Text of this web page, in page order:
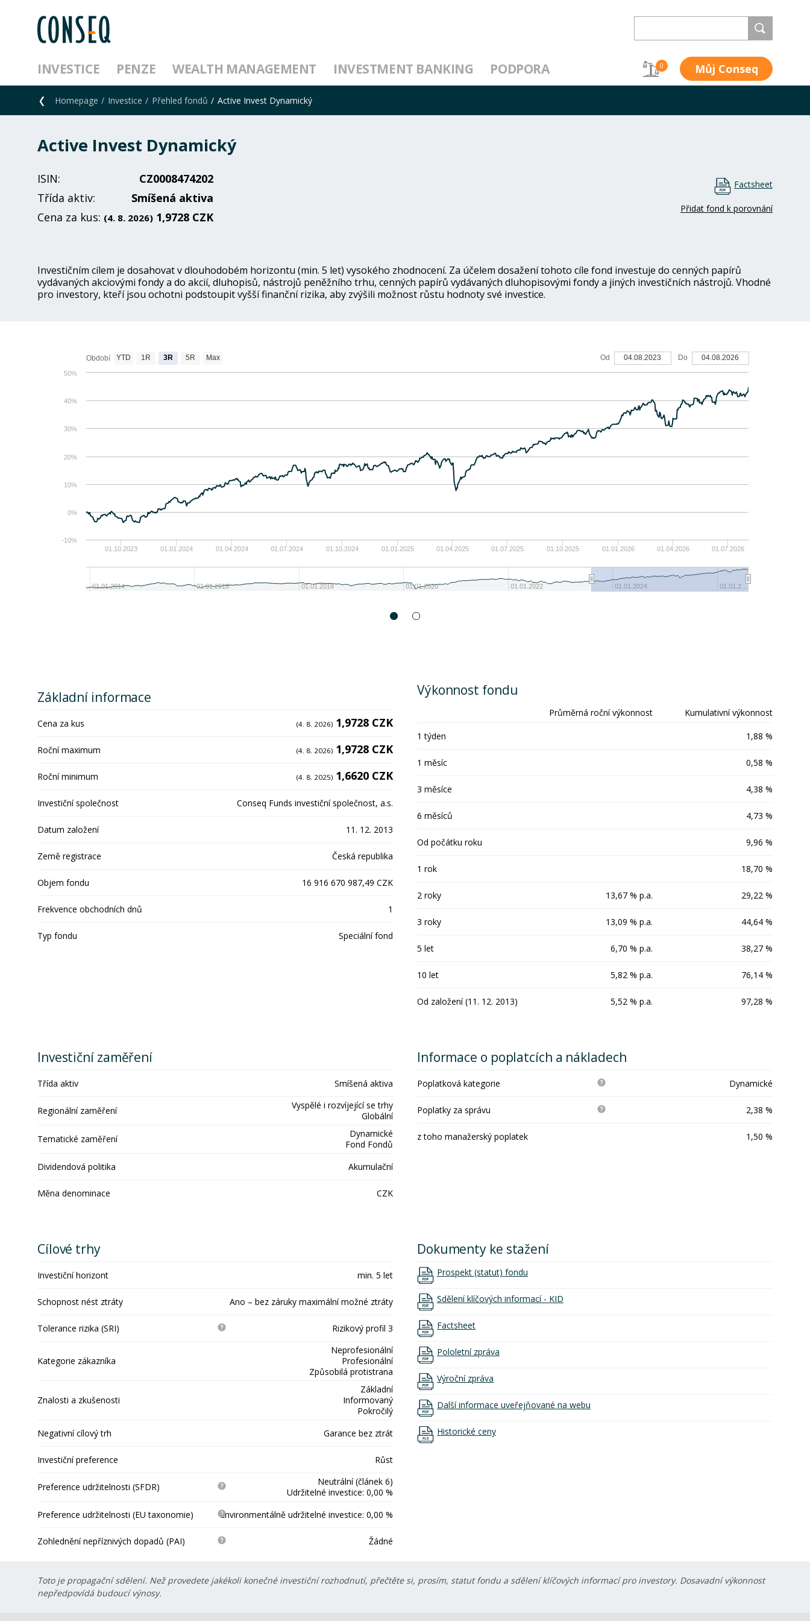
INVESTICE PENZE WEALTH MANAGEMENT INVESTMENT BANKING PODPORA 0 Můj Conseq
Homepage Investice Přehled fondů Active Invest Dynamický
Active Invest Dynamický
ISIN:
CZ0008474202
Třída aktiv:
Smíšená aktiva
Cena za kus: (4. 8. 2026) 1,9728 CZK
Factsheet
Přidat fond k porovnání
Investičním cílem je dosahovat v dlouhodobém horizontu (min. 5 let) vysokého zhodnocení. Za účelem dosažení tohoto cíle fond investuje do cenných papírů
vydávaných akciovými fondy a do akcií, dluhopisů, nástrojů peněžního trhu, cenných papírů vydávaných dluhopisovými fondy a jiných investičních nástrojů. Vhodné
pro investory, kteří jsou ochotni podstoupit vyšší finanční rizika, aby zvýšili možnost růstu hodnoty své investice.
01.10.2023 01.01.2024 01.04.2024 01.07.2024 01.10.2024 01.01.2025 01.04.2025 01.07.2025 01.10.2025 01.01.2026 01.04.2026 01.07.2026
01.01.2014 01.01.2016 01.01.2018 01.01.2020 01.01.2022 01.01.2024 01.01.2…
-10%
0%
10%
20%
30%
40%
50%
Období YTD 1R 3R 5R Max Od 04.08.2023 Do 04.08.2026
Základní informace
Cena za kus (4. 8. 2026) 1,9728 CZK
Roční maximum (4. 8. 2026) 1,9728 CZK
Roční minimum (4. 8. 2025) 1,6620 CZK
Investiční společnost Conseq Funds investiční společnost, a.s.
Datum založení 11. 12. 2013
Země registrace Česká republika
Objem fondu 16 916 670 987,49 CZK
Frekvence obchodních dnů 1
Typ fondu Speciální fond
Výkonnost fondu
Průměrná roční výkonnost Kumulativní výkonnost
1 týden 1,88 %
1 měsíc 0,58 %
3 měsíce 4,38 %
6 měsíců 4,73 %
Od počátku roku 9,96 %
1 rok 18,70 %
2 roky 13,67 % p.a. 29,22 %
3 roky 13,09 % p.a. 44,64 %
5 let 6,70 % p.a. 38,27 %
10 let 5,82 % p.a. 76,14 %
Od založení (11. 12. 2013) 5,52 % p.a. 97,28 %
Investiční zaměření
Třída aktiv Smíšená aktiva
Regionální zaměření
Vyspělé i rozvíjející se trhy
Globální
Tematické zaměření
Dynamické
Fond Fondů
Dividendová politika
Akumulační
Měna denominace CZK
Informace o poplatcích a nákladech
Poplatková kategorie Dynamické
Poplatky za správu 2,38 %
z toho manažerský poplatek 1,50 %
Cílové trhy
Investiční horizont min. 5 let
Schopnost nést ztráty Ano – bez záruky maximální možné ztráty
Tolerance rizika (SRI) Rizikový profil 3
Kategorie zákazníka
Neprofesionální
Profesionální
Způsobilá protistrana
Znalosti a zkušenosti
Základní
Informovaný
Pokročilý
Negativní cílový trh
Garance bez ztrát
Investiční preference Růst
Preference udržitelnosti (SFDR)
Neutrální (článek 6)
Udržitelné investice: 0,00 %
Preference udržitelnosti (EU taxonomie)
Environmentálně udržitelné investice: 0,00 %
Zohlednění nepříznivých dopadů (PAI) Žádné
Dokumenty ke stažení
Prospekt (statut) fondu
Sdělení klíčových informací - KID
Factsheet
Pololetní zpráva
Výroční zpráva
Další informace uveřejňované na webu
Historické ceny
Toto je propagační sdělení. Než provedete jakékoli konečné investiční rozhodnutí, přečtěte si, prosím, statut fondu a sdělení klíčových informací pro investory. Dosavadní výkonnost
nepředpovídá budoucí výnosy.